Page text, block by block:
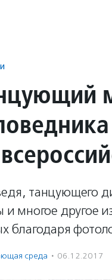
танцующего
и многое другое
благодаря
среда · 06.12.2017